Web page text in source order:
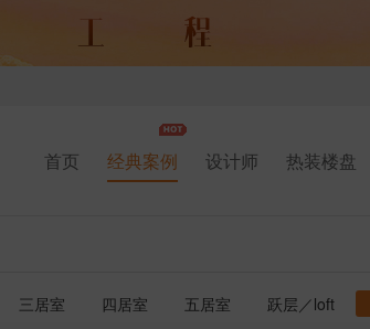
首页 经典案例 设计师 热装楼盘
三居室 四居室 五居室 跃层／loft